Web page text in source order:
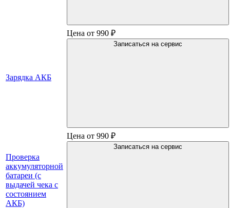
Зарядка АКБ
Цена от 990 ₽
Записаться на сервис
Проверка
аккумуляторной
батареи (с
выдачей чека с
состоянием
АКБ)
Цена от 990 ₽
Записаться на сервис